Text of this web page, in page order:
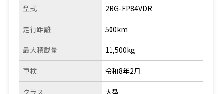
型式
走行距離
2RG-FP84VDR
500km
最大積載量
車検
クラス
11,500kg
令和8年2月
大型